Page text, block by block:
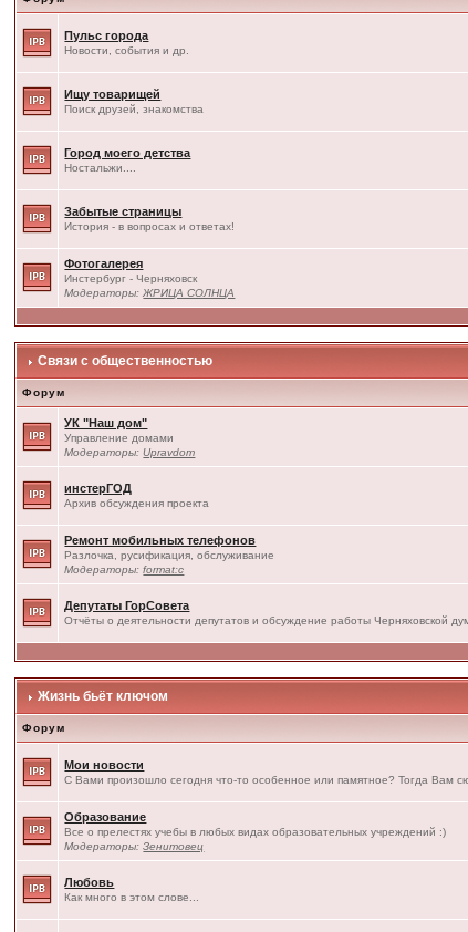
Пульс города
Новости, события и др.
Ищу товарищей
Поиск друзей, знакомства
Город моего детства
Ностальжи....
Забытые страницы
История - в вопросах и ответах!
Фотогалерея
Инстербург - Черняховск
Модераторы:ЖРИЦА СОЛНЦА
Связи с общественностью
Форум
УК "Наш дом"
Управление домами
Модераторы:Upravdom
инстерГОД
Архив обсуждения проекта
Ремонт мобильных телефонов
Разлочка, русификация, обслуживание
Модераторы:format:c
Депутаты ГорСовета
Отчёты о деятельности депутатов и обсуждение работы Черняховской
Жизнь бьёт ключом
Форум
Мои новости
С Вами произошло сегодня что-то особенное или памятное? Тогда Вам
Образование
Все о прелестях учебы в любых видах образовательных учреждений :)
Модераторы:Зенитовец
Любовь
Как много в этом слове...